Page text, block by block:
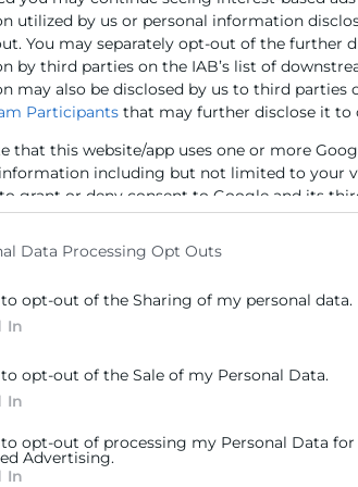
utilized by us or personal information
You may separately opt-out of the further
by third parties on the IAB’s list of
may also be disclosed by us to third parties
Participants that may further disclose it to
that this website/app uses one or more
including but not limited to your
grant or deny consent to Google and its
specified purposes in below Google
Data Processing Opt Outs
opt-out of the Sharing of my personal data.
In
opt-out of the Sale of my Personal Data.
In
opt-out of processing my Personal Data for
Advertising.
In
formó parte activa de la Comisión
Sede Central